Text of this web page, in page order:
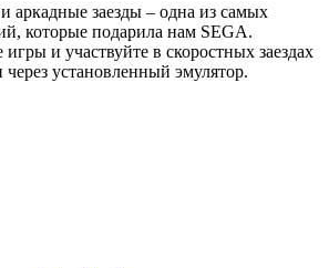
аркадные заезды – одна из самых
которые подарила нам SEGA.
и участвуйте в скоростных заездах
через установленный эмулятор.